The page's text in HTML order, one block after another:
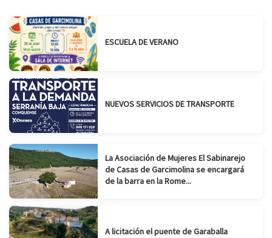
ESCUELA DE VERANO
NUEVOS SERVICIOS DE TRANSPORTE
La Asociación de Mujeres El Sabinarejo
de Casas de Garcimolina se encargará
de la barra en la Rome...
A licitación el puente de Garaballa